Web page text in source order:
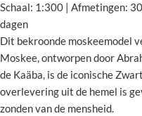
Schaal: 1:300 | Afmetingen:
dagen
Dit bekroonde moskeemodel
Moskee, ontworpen door
de Kaäba, is de iconische
overlevering uit de hemel is
zonden van de mensheid.